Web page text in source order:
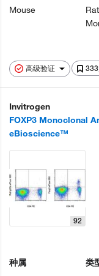
高级验证
Mouse
Rat
Invitrogen
FOXP3 Monoclonal
eBioscience™
92
种属
类